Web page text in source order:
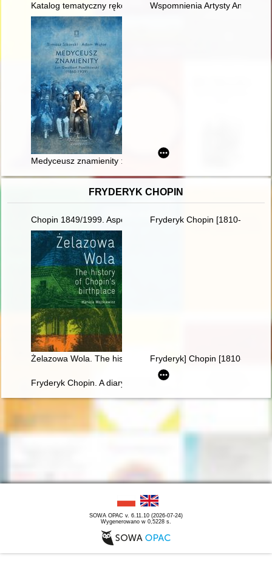
Katalog tematyczny rękopisów muzycznych Biblioteki
Wspomnienia Artysty Andersa
Medyceusz znamienity : Jan Gwalbert Pawlikowski (1860-
FRYDERYK CHOPIN
Chopin 1849/1999. Aspekte der Rezeptions- und
Fryderyk Chopin [1810-1949]
Żelazowa Wola. The history of Chopin's birthplace
Fryderyk] Chopin [1810-1849]
Fryderyk Chopin. A diary in images. Original idea and text by
SOWA OPAC v. 6.11.10 (2026-07-24)
Wygenerowano w 0,5228 s.